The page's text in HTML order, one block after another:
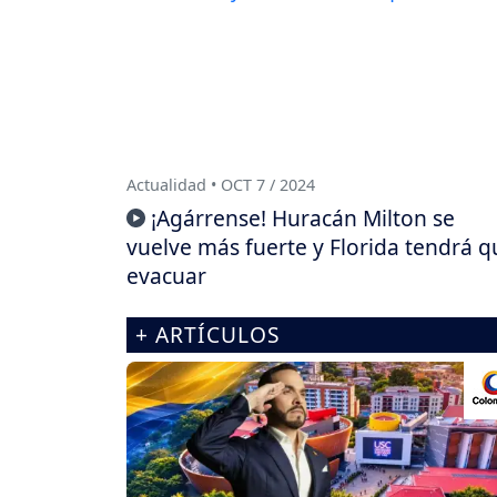
Actualidad • OCT 7 / 2024
¡Agárrense! Huracán Milton se
vuelve más fuerte y Florida tendrá
evacuar
+ ARTÍCULOS